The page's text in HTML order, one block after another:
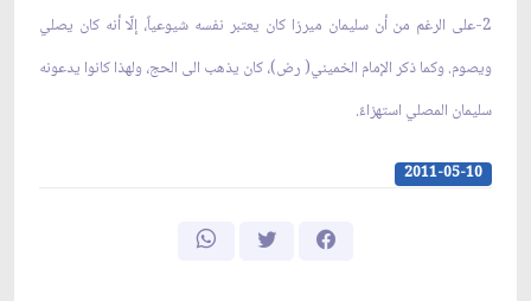
2-على الرغم من أن سليمان ميرزا كان يعتبر نفسه شيوعياً، إلّا أنه كان يصلي
ويصوم. وكما ذكر الإمام الخميني( رض)، كان يذهب الى الحج، ولهذا كانوا يدعونه
سليمان المصلي استهزاءً.
2011-05-10